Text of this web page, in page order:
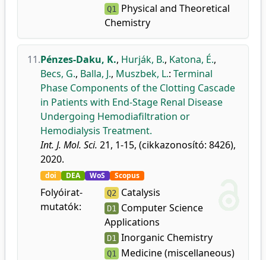
Q1
Physical and Theoretical
Chemistry
11.Pénzes-Daku, K., Hurják, B., Katona, É.,
Becs, G., Balla, J., Muszbek, L.: Terminal
Phase Components of the Clotting Cascade
in Patients with End-Stage Renal Disease
Undergoing Hemodiafiltration or
Hemodialysis Treatment.
Int. J. Mol. Sci. 21, 1-15, (cikkazonosító: 8426),
2020.
doi DEA WoS Scopus
Folyóirat-
mutatók:
Q2 Catalysis
D1
Computer Science
Applications
D1 Inorganic Chemistry
Q1 Medicine (miscellaneous)